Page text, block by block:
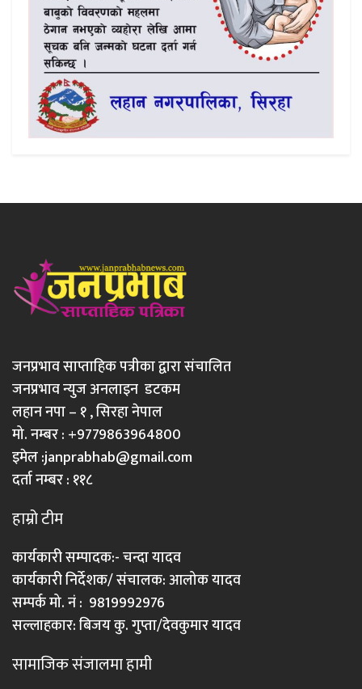
जनप्रभाव साप्ताहिक पत्रीका द्वारा संचालित
जनप्रभाव न्युज अनलाइन डटकम
लहान नपा – १ , सिरहा नेपाल
मो. नम्बर : +9779863964800
इमेल :janprabhab@gmail.com
दर्ता नम्बर : ११८
हाम्रो टीम
कार्यकारी सम्पादक:- चन्दा यादव
कार्यकारी निर्देशक/ संचालक: आलोक यादव
सम्पर्क मो. नं : 9819992976
सल्लाहकार: बिजय कु. गुप्ता/देवकुमार यादव
सामाजिक संजालमा हामी